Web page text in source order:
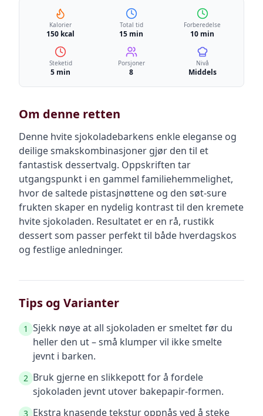
Kalorier
150 kcal
Total tid
15 min
Forberedelse
10 min
Steketid
5 min
Porsjoner
8
Nivå
Middels
Om denne retten
Denne hvite sjokoladebarkens enkle eleganse og
deilige smakskombinasjoner gjør den til et
fantastisk dessertvalg. Oppskriften tar
utgangspunkt i en gammel familiehemmelighet,
hvor de saltede pistasjnøttene og den søt-sure
frukten skaper en nydelig kontrast til den kremete
hvite sjokoladen. Resultatet er en rå, rustikk
dessert som passer perfekt til både hverdagskos
og festlige anledninger.
Tips og Varianter
1 Sjekk nøye at all sjokoladen er smeltet før du
heller den ut – små klumper vil ikke smelte
jevnt i barken.
2 Bruk gjerne en slikkepott for å fordele
sjokoladen jevnt utover bakepapir-formen.
3 Ekstra knasende tekstur oppnås ved å steke